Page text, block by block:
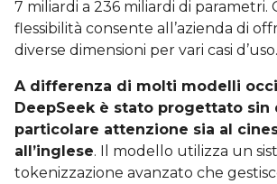
7 miliardi a 236 miliardi di parametri.
flessibilità consente all’azienda di
diverse dimensioni per vari casi d’uso.
A differenza di molti modelli
DeepSeek è stato progettato sin
particolare attenzione sia al
all’inglese. Il modello utilizza un
tokenizzazione avanzato che